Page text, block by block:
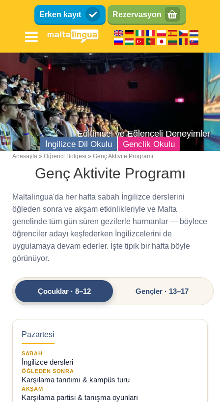
Erken kayıt Rezervasyon
İngilizce Dil Okulu Genclik Okulu
Eğitimsel ve Eğlenceli Deneyimler
Breadcrumb
Anasayfa Öğrenci Bölgesi Genç Aktivite Programı
Genç Aktivite Programı
Maltalingua'da her hafta sabah İngilizce derslerini
öğleden sonra ve akşam etkinlikleriyle ve Malta
genelinde tüm gün süren gezilerle harmanlar — böylece
öğrenciler adayı keşfederken İngilizcelerini de
uygulamaya devam ederler. İşte tipik bir hafta böyle
görünüyor.
Çocuklar · 8–12 Gençler · 13–17
Pazartesi
SABAH
İngilizce dersleri
ÖĞLEDEN SONRA
Karşılama tanıtımı & kampüs turu
AKŞAM
Karşılama partisi & tanışma oyunları